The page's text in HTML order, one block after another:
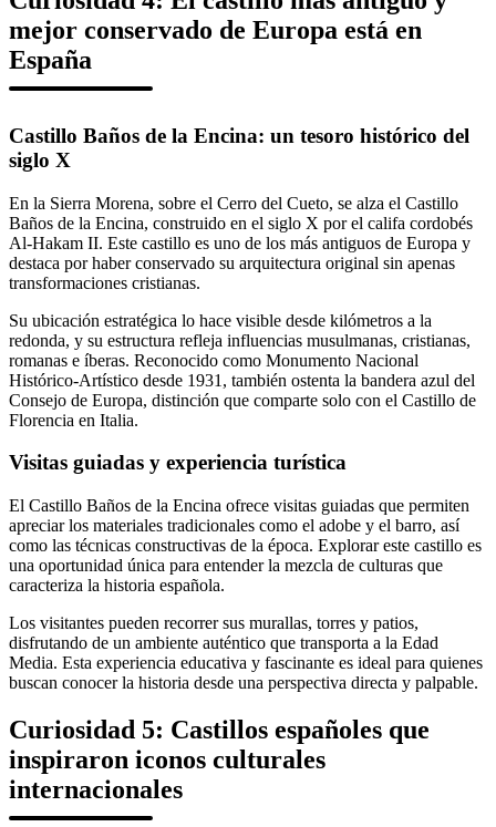
mejor conservado de Europa está en
España
Castillo Baños de la Encina: un tesoro histórico del
siglo X
En la Sierra Morena, sobre el Cerro del Cueto, se alza el Castillo
Baños de la Encina, construido en el siglo X por el califa cordobés
Al-Hakam II. Este castillo es uno de los más antiguos de Europa y
destaca por haber conservado su arquitectura original sin apenas
transformaciones cristianas.
Su ubicación estratégica lo hace visible desde kilómetros a la
redonda, y su estructura refleja influencias musulmanas, cristianas,
romanas e íberas. Reconocido como Monumento Nacional
Histórico-Artístico desde 1931, también ostenta la bandera azul del
Consejo de Europa, distinción que comparte solo con el Castillo de
Florencia en Italia.
Visitas guiadas y experiencia turística
El Castillo Baños de la Encina ofrece visitas guiadas que permiten
apreciar los materiales tradicionales como el adobe y el barro, así
como las técnicas constructivas de la época. Explorar este castillo es
una oportunidad única para entender la mezcla de culturas que
caracteriza la historia española.
Los visitantes pueden recorrer sus murallas, torres y patios,
disfrutando de un ambiente auténtico que transporta a la Edad
Media. Esta experiencia educativa y fascinante es ideal para quienes
buscan conocer la historia desde una perspectiva directa y palpable.
Curiosidad 5: Castillos españoles que
inspiraron iconos culturales
internacionales